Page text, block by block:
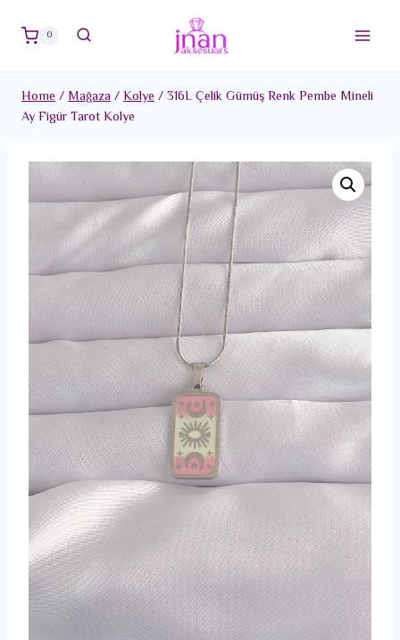
0
Home/Mağaza/Kolye/316L Çelik Gümüş Renk Pembe Mineli
Ay Figür Tarot Kolye